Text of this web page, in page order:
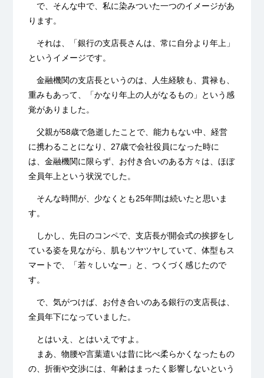
で、そんな中で、私に染みついた一つのイメージがあ
ります。
それは、「銀行の支店長さんは、常に自分より年上」
というイメージです。
金融機関の支店長というのは、人生経験も、貫禄も、
重みもあって、「かなり年上の人がなるもの」という感
覚がありました。
父親が58歳で急逝したことで、能力もない中、経営
に携わることになり、27歳で会社役員になった時に
は、金融機関に限らず、お付き合いのある方々は、ほぼ
全員年上という状況でした。
そんな時間が、少なくとも25年間は続いたと思いま
す。
しかし、先日のコンペで、支店長が開会式の挨拶をし
ている姿を見ながら、肌もツヤツヤしていて、体型もス
マートで、「若々しいなー」と、つくづく感じたので
す。
で、気がつけば、お付き合いのある銀行の支店長は、
全員年下になっていました。
とはいえ、とはいえですよ。
まあ、物腰や言葉遣いは昔に比べ柔らかくなったもの
の、折衝や交渉には、年齢はまったく影響しないという